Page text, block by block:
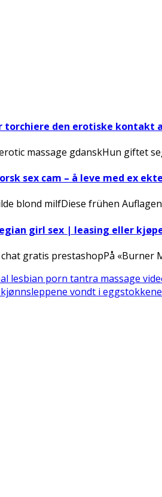
torchiere den erotiske kontakt
massage gdanskHun giftet
sex cam – å leve med ex
blond milfDiese frühen
girl sex | leasing eller
gratis prestashopPå
lesbian porn tantra massage
vondt i